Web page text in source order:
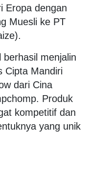
Eropa dengan
Muesli ke PT
menjalin
Cipta Mandiri
dari Cina
Produk
kompetitif dan
yang unik